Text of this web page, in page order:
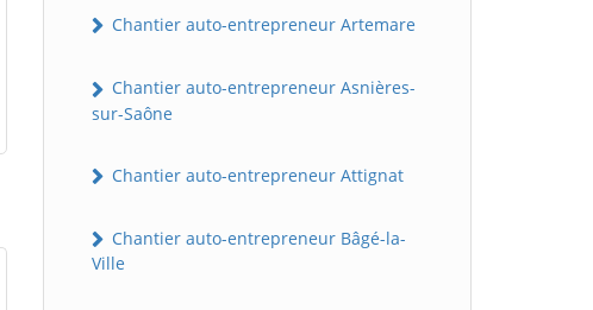
Chantier auto-entrepreneur Artemare
Chantier auto-entrepreneur Asnières-
sur-Saône
Chantier auto-entrepreneur Attignat
Chantier auto-entrepreneur Bâgé-la-
Ville